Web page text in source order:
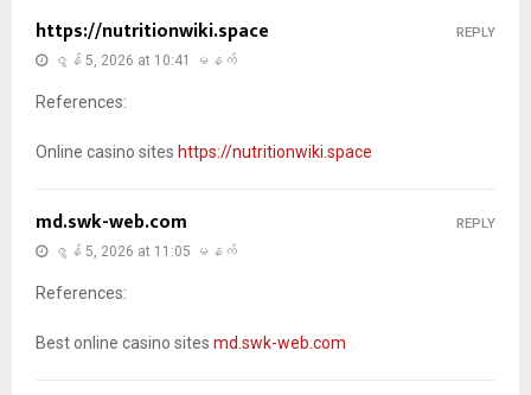
https://nutritionwiki.space
ဇွန် 5, 2026 at 10:41 မနက်
References:
Online casino sites https://nutritionwiki.space
REPLY
md.swk-web.com
ဇွန် 5, 2026 at 11:05 မနက်
References:
Best online casino sites md.swk-web.com
REPLY